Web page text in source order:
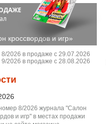
кроссвордов и игр»
2026 в продаже с 29.07.2026
2026 в продаже с 28.08.2026
8/2026 журнала "Салон
и игр" в местах продажи